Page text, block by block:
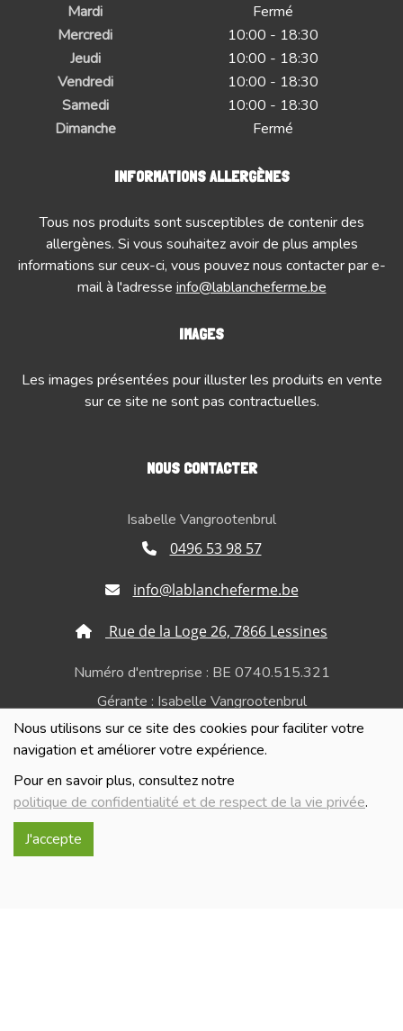
Nous utilisons sur ce site des cookies pour faciliter votre
navigation et améliorer votre expérience.
Pour en savoir plus, consultez notre
politique de confidentialité et de respect de la vie privée.
J'accepte
Mardi
Fermé
Mercredi
10:00 - 18:30
Jeudi
10:00 - 18:30
Vendredi
10:00 - 18:30
Samedi
10:00 - 18:30
Dimanche
Fermé
INFORMATIONS ALLERGÈNES
Tous nos produits sont susceptibles de contenir des
allergènes. Si vous souhaitez avoir de plus amples
informations sur ceux-ci, vous pouvez nous contacter par e-
mail à l'adresse info@lablancheferme.be
IMAGES
Les images présentées pour illuster les produits en vente
sur ce site ne sont pas contractuelles.
NOUS CONTACTER
Isabelle Vangrootenbrul
0496 53 98 57
info@lablancheferme.be
Rue de la Loge 26, 7866 Lessines
Numéro d'entreprise : BE 0740.515.321
Gérante : Isabelle Vangrootenbrul
Politique de confidentialité et de respect de la vie
privée